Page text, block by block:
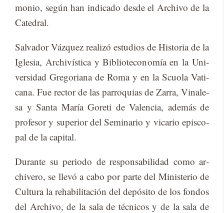
mo­nio, se­gún han in­di­ca­do des­de el Ar­chi­vo de la
Ca­te­dral.
Sal­va­dor Váz­quez reali­zó es­tu­dios de His­to­ria de la
Igle­sia, Ar­chi­vís­ti­ca y Bi­blio­te­co­no­mía en la Uni­
ver­si­dad Gre­go­ria­na de Roma y en la Scuo­la Va­ti­
ca­na. Fue rec­tor de las pa­rro­quias de Za­rra, Vi­na­le­
sa y San­ta Ma­ría Go­re­ti de Va­len­cia, ade­más de
pro­fe­sor y su­pe­rior del Se­mi­na­rio y vi­ca­rio epis­co­
pal de la ca­pi­tal.
Du­ran­te su pe­rio­do de res­pon­sa­bi­li­dad como ar­
chi­ve­ro, se lle­vó a cabo por par­te del Mi­nis­te­rio de
Cul­tu­ra la reha­bi­li­ta­ción del de­pó­si­to de los fon­dos
del Ar­chi­vo, de la sala de téc­ni­cos y de la sala de